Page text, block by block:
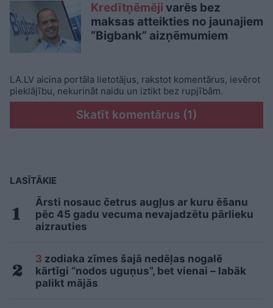
Kredītņēmēji varēs bez
maksas atteikties no jaunajiem
“Bigbank” aizņēmumiem
LA.LV aicina portāla lietotājus, rakstot komentārus, ievērot
pieklājību, nekurināt naidu un iztikt bez rupjībām.
Skatīt komentārus (1)
LASĪTĀKIE
Ārsti nosauc četrus augļus ar kuru ēšanu
pēc 45 gadu vecuma nevajadzētu pārlieku
aizrauties
3 zodiaka zīmes šajā nedēļas nogalē
kārtīgi “nodos uguņus”, bet vienai – labāk
palikt mājās